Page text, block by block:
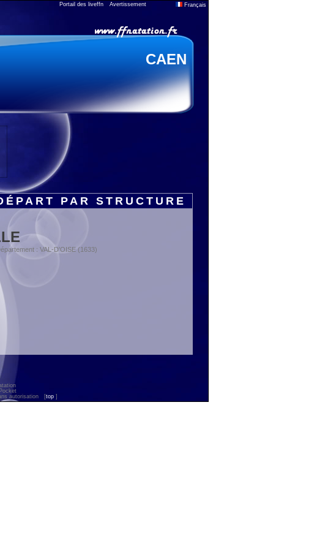
Portail des liveffn Avertissement Français
CAEN
PAR STRUCTURE
: VAL-D'OISE (1633)
autorisation
[top ]